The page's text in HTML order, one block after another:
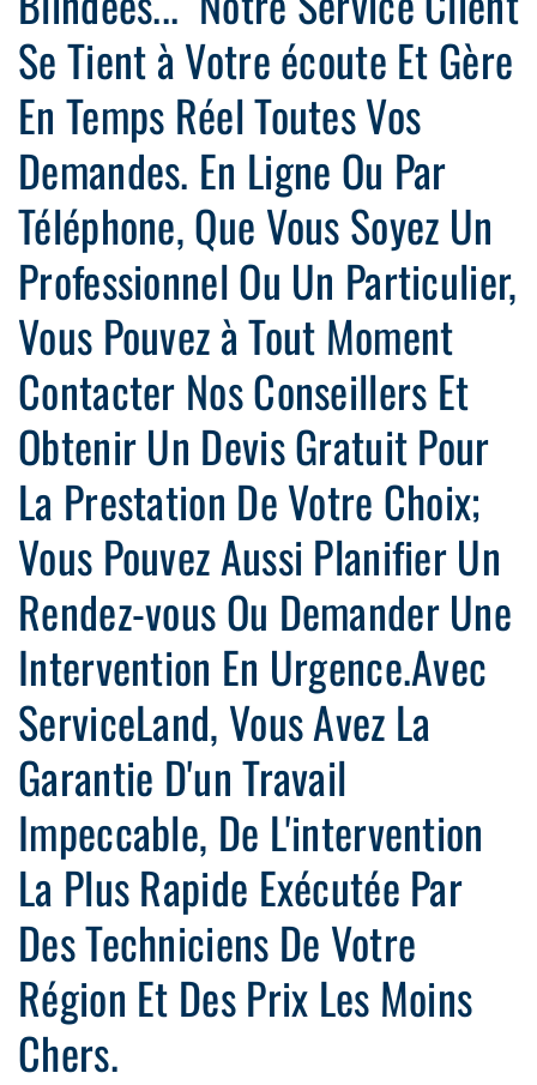
Se Tient à Votre écoute Et Gère
En Temps Réel Toutes Vos
Demandes. En Ligne Ou Par
Téléphone, Que Vous Soyez Un
Professionnel Ou Un Particulier,
Vous Pouvez à Tout Moment
Contacter Nos Conseillers Et
Obtenir Un Devis Gratuit Pour
La Prestation De Votre Choix;
Vous Pouvez Aussi Planifier Un
Rendez-vous Ou Demander Une
Intervention En Urgence.Avec
ServiceLand, Vous Avez La
Garantie D'un Travail
Impeccable, De L'intervention
La Plus Rapide Exécutée Par
Des Techniciens De Votre
Région Et Des Prix Les Moins
Chers.